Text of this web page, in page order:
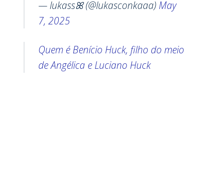
— lukassꕤ (@lukasconkaaa) May
7, 2025
Quem é Benício Huck, filho do meio
de Angélica e Luciano Huck